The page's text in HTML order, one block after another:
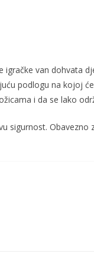
igračke van dohvata
podlogu na kojoj
i da se lako
sigurnost.